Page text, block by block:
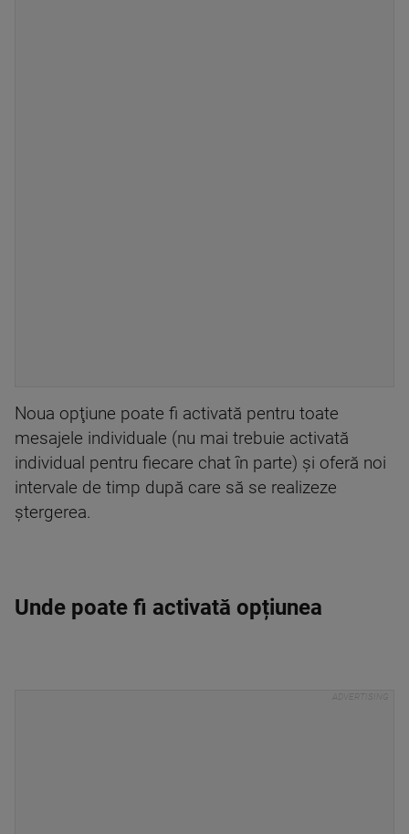
Noua opţiune poate fi activată pentru toate
mesajele individuale (nu mai trebuie activată
individual pentru fiecare chat în parte) şi oferă noi
intervale de timp după care să se realizeze
ştergerea.
Unde poate fi activată opțiunea